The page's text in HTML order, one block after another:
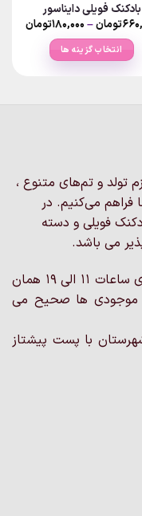
بادکنک فویلی دایناسور
تومان–۱۸۰,۰۰۰تومانPrice
انتخاب گزینه ها
گزینه
ها
ممکن
است
صفحه
محصول
انتخاب
تولد و تم‌های متنوع ،
می‌کنیم. در
فویلی و دسته
می باشد.
اگر داخل تهران هستین ، می توانید برای ساعات 11 الی 19 همان
و موجودی ها صحیح می
با پست پیشتاز